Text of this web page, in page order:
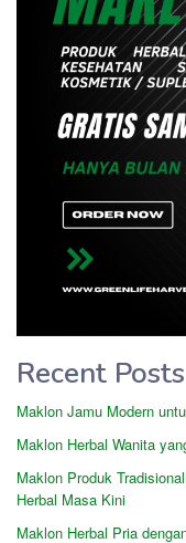
Recent Posts
Maklon Jamu Modern
Maklon Herbal Wanita
Maklon Produk
Herbal Masa Kini
Maklon Herbal Pria